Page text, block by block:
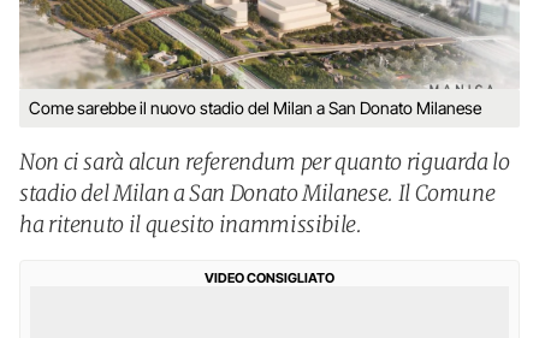
Come sarebbe il nuovo stadio del Milan a San Donato Milanese
Non ci sarà alcun referendum per quanto riguarda lo
stadio del Milan a San Donato Milanese. Il Comune
ha ritenuto il quesito inammissibile.
VIDEO CONSIGLIATO